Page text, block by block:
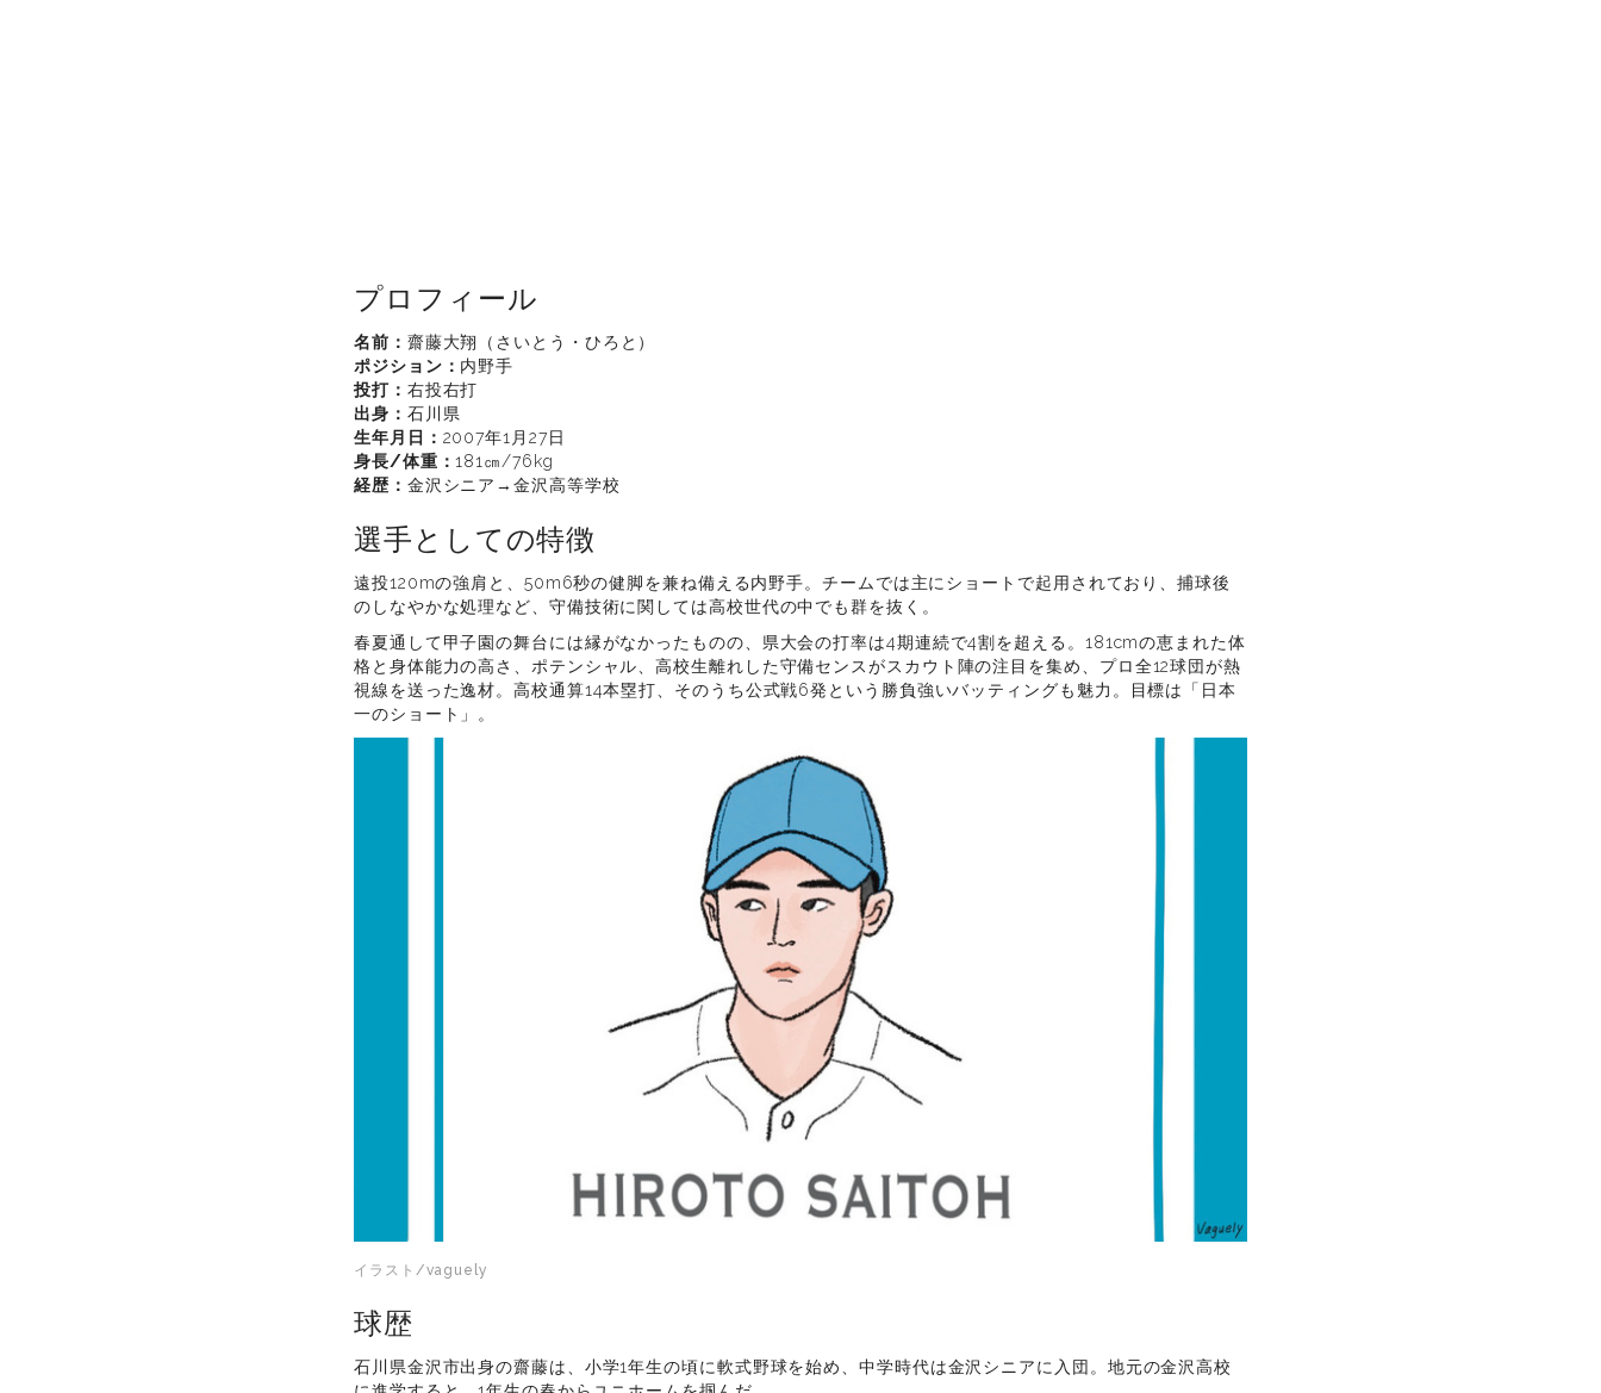
プロフィール
名前： 齋藤大翔（さいとう・ひろと）
ポジション： 内野手
投打： 右投右打
出身： 石川県
生年月日： 2007年1月27日
身長/体重：181㎝/76kg
経歴： 金沢シニア→金沢高等学校
選手としての特徴
遠投120mの強肩と、50m6秒の健脚を兼ね備える内野手。チームでは主にショートで起用されており、捕球後
のしなやかな処理など、守備技術に関しては高校世代の中でも群を抜く。
春夏通して甲子園の舞台には縁がなかったものの、県大会の打率は4期連続で4割を超える。181cmの恵まれた体
格と身体能力の高さ、ポテンシャル、高校生離れした守備センスがスカウト陣の注目を集め、プロ全12球団が熱
視線を送った逸材。高校通算14本塁打、そのうち公式戦6発という勝負強いバッティングも魅力。目標は「日本
一のショート」。
イラスト/vaguely
球歴
石川県金沢市出身の齋藤は、小学1年生の頃に軟式野球を始め、中学時代は金沢シニアに入団。地元の金沢高校